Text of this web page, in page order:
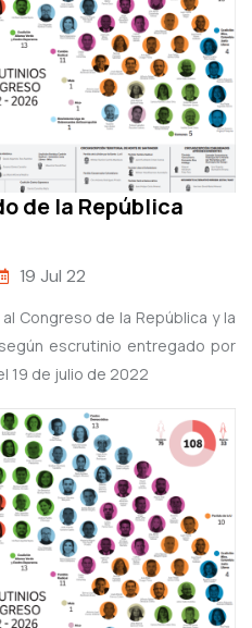
de la República
19 Jul 22
Congreso de la República y la
escrutinio entregado por
19 de julio de 2022